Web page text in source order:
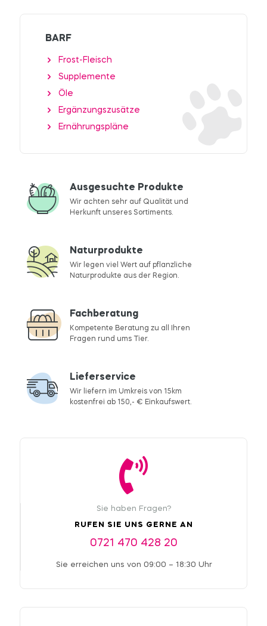
BARF
Frost-Fleisch
Supplemente
Öle
Ergänzungszusätze
Ernährungspläne
Ausgesuchte Produkte
Wir achten sehr auf Qualität und
Herkunft unseres Sortiments.
Naturprodukte
Wir legen viel Wert auf pflanzliche
Naturprodukte aus der Region.
Fachberatung
Kompetente Beratung zu all Ihren
Fragen rund ums Tier.
Lieferservice
Wir liefern im Umkreis von 15km
kostenfrei ab 150,- € Einkaufswert.
Sie haben Fragen?
RUFEN SIE UNS GERNE AN
0721 470 428 20
Sie erreichen uns von 09:00 – 18:30 Uhr